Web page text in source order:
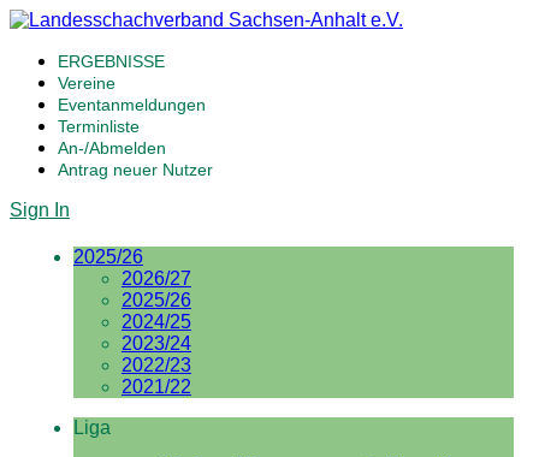
ERGEBNISSE
Vereine
Eventanmeldungen
Terminliste
An-/Abmelden
Antrag neuer Nutzer
Sign In
2025/26
2026/27
2025/26
2024/25
2023/24
2022/23
2021/22
Liga